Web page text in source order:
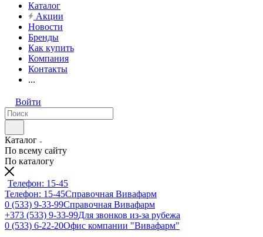
Каталог
Акции
Новости
Бренды
Как купить
Компания
Контакты
...
Войти
Каталог
По всему сайту
По каталогу
Телефон: 15-45
Телефон: 15-45Справочная Вивафарм
0 (533) 9-33-99Справочная Вивафарм
+373 (533) 9-33-99Для звонков из-за рубежа
0 (533) 6-22-20Офис компании "Вивафарм"